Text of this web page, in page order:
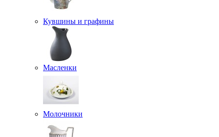
Кувшины и графины
Масленки
Молочники